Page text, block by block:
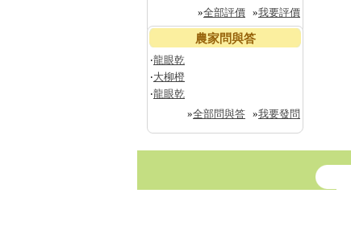
»全部評價 »我要評價
農家問與答
‧龍眼乾
‧大柳橙
‧龍眼乾
»全部問與答 »我要發問